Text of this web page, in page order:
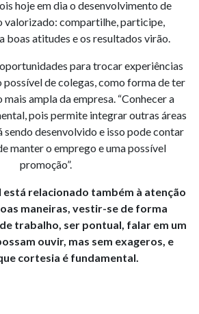
hoje em dia o desenvolvimento de
valorizado: compartilhe, participe,
boas atitudes e os resultados virão.
para trocar experiências
possível de colegas, como forma de ter
ampla da empresa. “Conhecer a
pois permite integrar outras áreas
sendo desenvolvido e isso pode contar
manter o emprego e uma possível
promoção”.
relacionado também à atenção
maneiras, vestir-se de forma
trabalho, ser pontual, falar em um
ouvir, mas sem exageros, e
cortesia é fundamental.